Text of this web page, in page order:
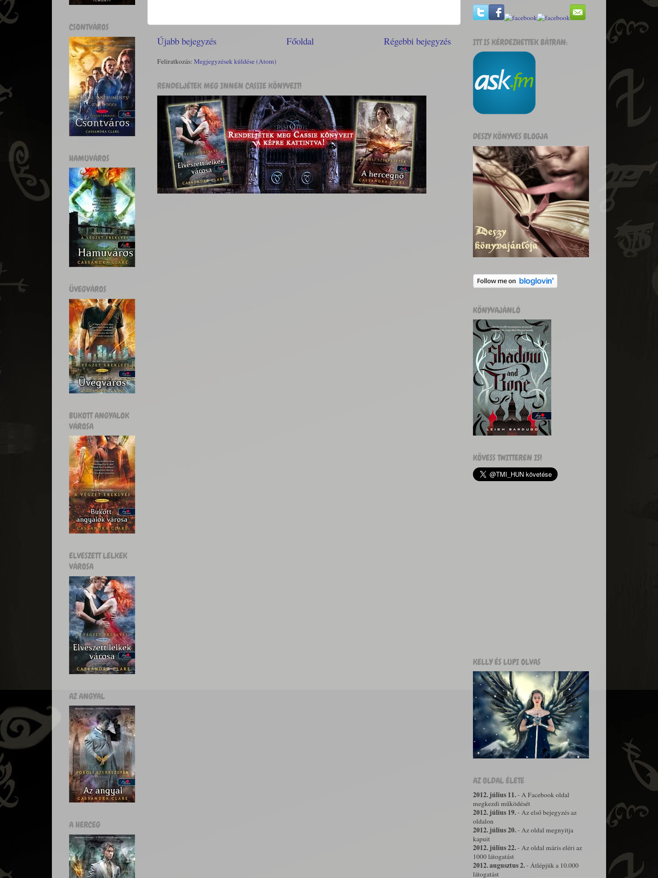
Újabb bejegyzés Régebbi bejegyzés
Főoldal
Feliratkozás: Megjegyzések küldése (Atom)
RENDELJÉTEK MEG INNEN CASSIE KÖNYVEIT!
CSONTVÁROS
HAMUVÁROS
ÜVEGVÁROS
BUKOTT ANGYALOK
VÁROSA
ELVESZETT LELKEK
VÁROSA
AZ ANGYAL
A HERCEG
ITT IS KÉRDEZHETTEK BÁTRAN:
DESZY KÖNYVES BLOGJA
KÖNYVAJÁNLÓ
KÖVESS TWITTEREN IS!
KELLY ÉS LUPI OLVAS
AZ OLDAL ÉLETE
2012. július 11.- A Facebook oldal
megkezdi működését
2012. július 19.- Az első bejegyzés az
oldalon
2012. július 20.- Az oldal megnyitja
kapuit
2012. július 22.- Az oldal máris eléri az
1000 látogatást
2012. augusztus 2.- Átlépjük a 10.000
látogatást